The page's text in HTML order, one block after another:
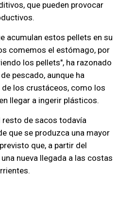
que pueden provocar
acumulan estos pellets en su
comemos el estómago, por
los pellets", ha razonado
pescado, aunque ha
los crustáceos, como los
llegar a ingerir plásticos.
resto de sacos todavía
que se produzca una mayor
que, a partir del
nueva llegada a las costas